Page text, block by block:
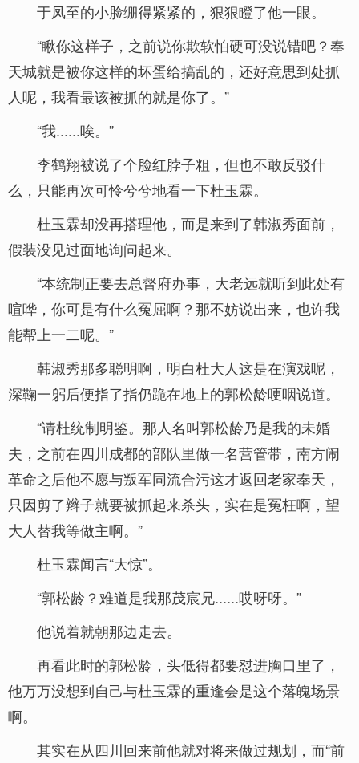
于凤至的小脸绷得紧紧的，狠狠瞪了他一眼。
“瞅你这样子，之前说你欺软怕硬可没说错吧？奉
天城就是被你这样的坏蛋给搞乱的，还好意思到处抓
人呢，我看最该被抓的就是你了。”
“我......唉。”
李鹤翔被说了个脸红脖子粗，但也不敢反驳什
么，只能再次可怜兮兮地看一下杜玉霖。
杜玉霖却没再搭理他，而是来到了韩淑秀面前，
假装没见过面地询问起来。
“本统制正要去总督府办事，大老远就听到此处有
喧哗，你可是有什么冤屈啊？那不妨说出来，也许我
能帮上一二呢。”
韩淑秀那多聪明啊，明白杜大人这是在演戏呢，
深鞠一躬后便指了指仍跪在地上的郭松龄哽咽说道。
“请杜统制明鉴。那人名叫郭松龄乃是我的未婚
夫，之前在四川成都的部队里做一名营管带，南方闹
革命之后他不愿与叛军同流合污这才返回老家奉天，
只因剪了辫子就要被抓起来杀头，实在是冤枉啊，望
大人替我等做主啊。”
杜玉霖闻言“大惊”。
“郭松龄？难道是我那茂宸兄......哎呀呀。”
他说着就朝那边走去。
再看此时的郭松龄，头低得都要怼进胸口里了，
他万万没想到自己与杜玉霖的重逢会是这个落魄场景
啊。
其实在从四川回来前他就对将来做过规划，而“前